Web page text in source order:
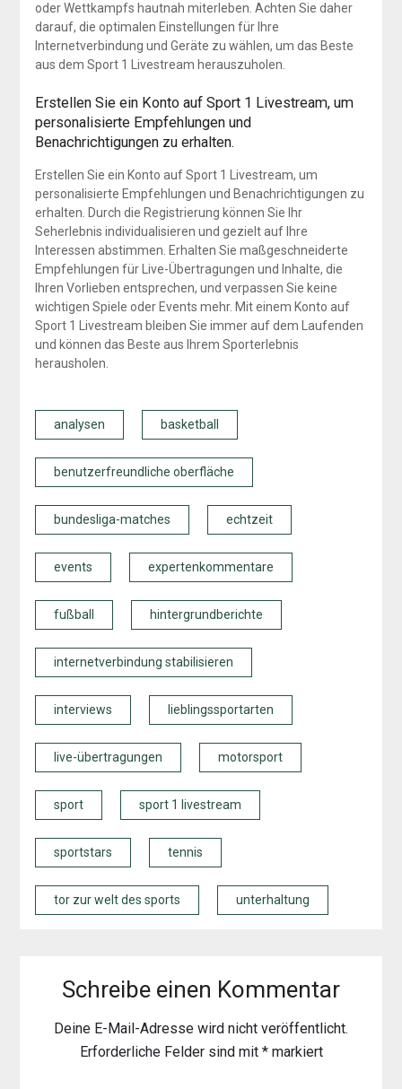
oder Wettkampfs hautnah miterleben. Achten Sie daher
darauf, die optimalen Einstellungen für Ihre
Internetverbindung und Geräte zu wählen, um das Beste
aus dem Sport 1 Livestream herauszuholen.
Erstellen Sie ein Konto auf Sport 1 Livestream, um
personalisierte Empfehlungen und
Benachrichtigungen zu erhalten.
Erstellen Sie ein Konto auf Sport 1 Livestream, um
personalisierte Empfehlungen und Benachrichtigungen zu
erhalten. Durch die Registrierung können Sie Ihr
Seherlebnis individualisieren und gezielt auf Ihre
Interessen abstimmen. Erhalten Sie maßgeschneiderte
Empfehlungen für Live-Übertragungen und Inhalte, die
Ihren Vorlieben entsprechen, und verpassen Sie keine
wichtigen Spiele oder Events mehr. Mit einem Konto auf
Sport 1 Livestream bleiben Sie immer auf dem Laufenden
und können das Beste aus Ihrem Sporterlebnis
herausholen.
analysen basketball
benutzerfreundliche oberfläche
bundesliga-matches echtzeit
events expertenkommentare
fußball hintergrundberichte
internetverbindung stabilisieren
interviews lieblingssportarten
live-übertragungen motorsport
sport sport 1 livestream
sportstars tennis
tor zur welt des sports unterhaltung
Schreibe einen Kommentar
Deine E-Mail-Adresse wird nicht veröffentlicht.
Erforderliche Felder sind mit *markiert